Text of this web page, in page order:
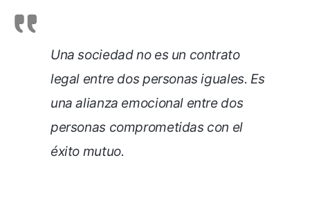
Una sociedad no es un contrato
legal entre dos personas iguales. Es
una alianza emocional entre dos
personas comprometidas con el
éxito mutuo.